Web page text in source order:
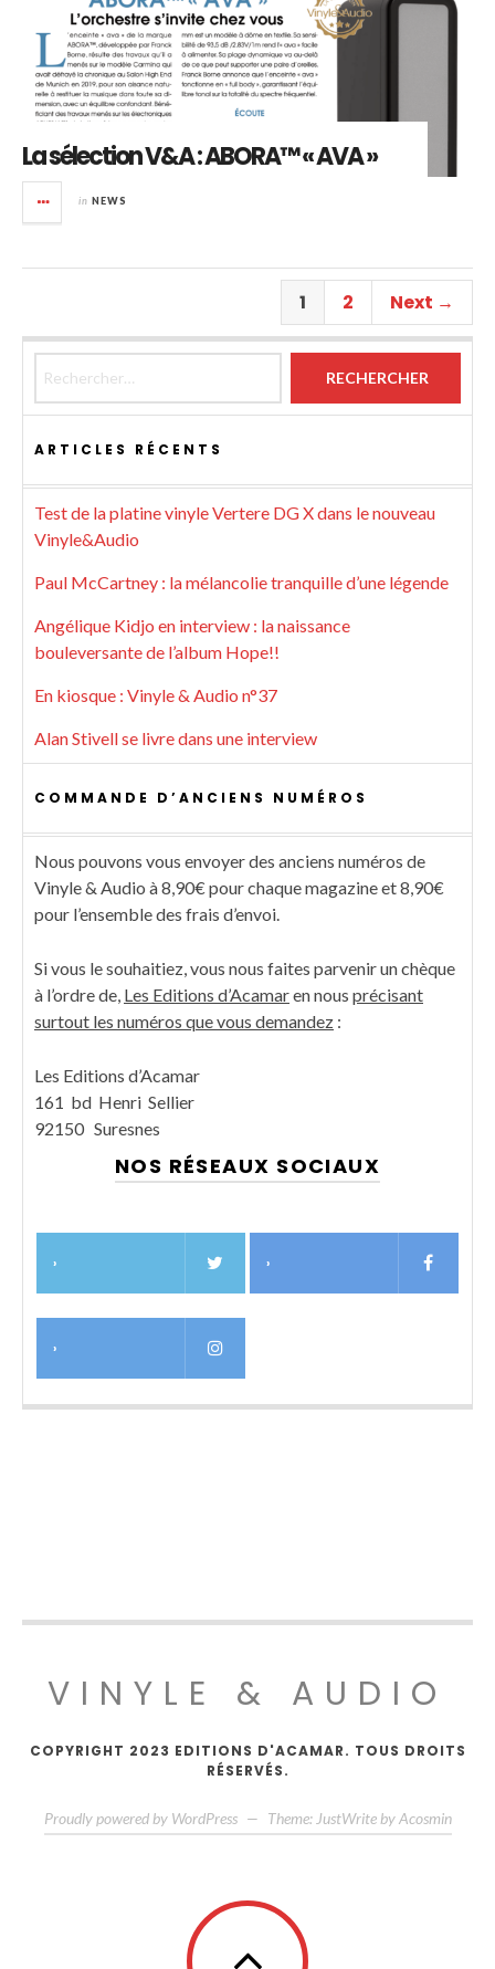
La sélection V&A : ABORA™ « AVA »
in NEWS
1 2 Next →
ARTICLES RÉCENTS
Test de la platine vinyle Vertere DG X dans le nouveau
Vinyle&Audio
Paul McCartney : la mélancolie tranquille d’une légende
Angélique Kidjo en interview : la naissance
bouleversante de l’album Hope!!
En kiosque : Vinyle & Audio n°37
Alan Stivell se livre dans une interview
COMMANDE D’ANCIENS NUMÉROS
Nous pouvons vous envoyer des anciens numéros de
Vinyle & Audio à 8,90€ pour chaque magazine et 8,90€
pour l’ensemble des frais d’envoi.
Si vous le souhaitiez, vous nous faites parvenir un chèque
à l’ordre de, Les Editions d’Acamaren nous précisant
surtout les numéros que vous demandez :
Les Editions d’Acamar
161 bd Henri Sellier
92150 Suresnes
NOS RÉSEAUX SOCIAUX
› ›
›
VINYLE & AUDIO
COPYRIGHT 2023 EDITIONS D'ACAMAR. TOUS DROITS
RÉSERVÉS.
Proudly powered by WordPress — Theme: JustWrite by Acosmin